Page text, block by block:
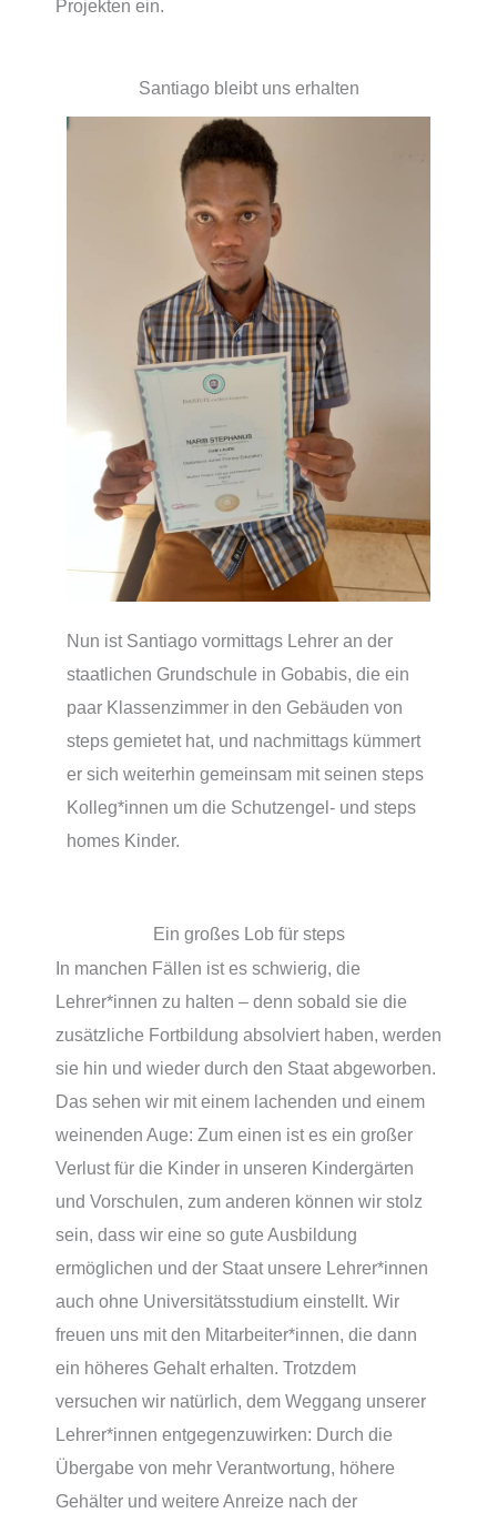
Projekten ein.
Santiago bleibt uns erhalten
Nun ist Santiago vormittags Lehrer an der
staatlichen Grundschule in Gobabis, die ein
paar Klassenzimmer in den Gebäuden von
steps gemietet hat, und nachmittags kümmert
er sich weiterhin gemeinsam mit seinen steps
Kolleg*innen um die Schutzengel- und steps
homes Kinder.
Ein großes Lob für steps
In manchen Fällen ist es schwierig, die
Lehrer*innen zu halten – denn sobald sie die
zusätzliche Fortbildung absolviert haben, werden
sie hin und wieder durch den Staat abgeworben.
Das sehen wir mit einem lachenden und einem
weinenden Auge: Zum einen ist es ein großer
Verlust für die Kinder in unseren Kindergärten
und Vorschulen, zum anderen können wir stolz
sein, dass wir eine so gute Ausbildung
ermöglichen und der Staat unsere Lehrer*innen
auch ohne Universitätsstudium einstellt. Wir
freuen uns mit den Mitarbeiter*innen, die dann
ein höheres Gehalt erhalten. Trotzdem
versuchen wir natürlich, dem Weggang unserer
Lehrer*innen entgegenzuwirken: Durch die
Übergabe von mehr Verantwortung, höhere
Gehälter und weitere Anreize nach der